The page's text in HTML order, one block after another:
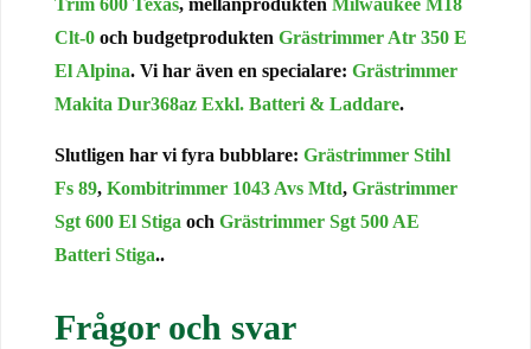
Trim 600 Texas, mellanprodukten Milwaukee M18
Clt-0 och budgetprodukten Grästrimmer Atr 350 E
El Alpina. Vi har även en specialare: Grästrimmer
Makita Dur368az Exkl. Batteri & Laddare.
Slutligen har vi fyra bubblare: Grästrimmer Stihl
Fs 89, Kombitrimmer 1043 Avs Mtd, Grästrimmer
Sgt 600 El Stiga och Grästrimmer Sgt 500 AE
Batteri Stiga..
Frågor och svar